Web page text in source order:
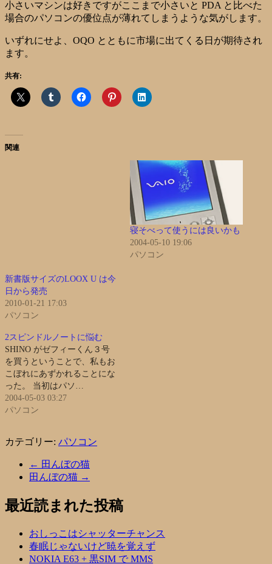
小さいマシンは好きですがここまで小さいと PDA と比べた
場合のパソコンの優位点が薄れてしまうような気がします。
いずれにせよ、OQO とともに市場に出てくる日が期待され
ます。
共有:
関連
新書版サイズのLOOX U は今
日から発売
2010-01-21 17:03
パソコン
寝そべって使うには良いかも
2004-05-10 19:06
パソコン
2スピンドルノートに悩む
SHINO がゼフィーくん３号
を買うということで、私もお
こぼれにあずかれることにな
った。 当初はパソ…
2004-05-03 03:27
パソコン
カテゴリー: パソコン
← 田んぼの猫
田んぼの猫 →
最近読まれた投稿
おしっこはシャッターチャンス
春眠じゃないけど暁を覚えず
NOKIA E63 + 黒SIM で MMS